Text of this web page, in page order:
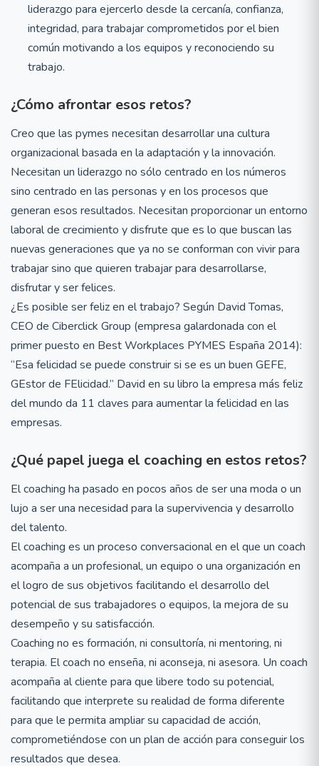
liderazgo para ejercerlo desde la cercanía, confianza,
integridad, para trabajar comprometidos por el bien
común motivando a los equipos y reconociendo su
trabajo.
¿Cómo afrontar esos retos?
Creo que las pymes necesitan desarrollar una cultura
organizacional basada en la adaptación y la innovación.
Necesitan un liderazgo no sólo centrado en los números
sino centrado en las personas y en los procesos que
generan esos resultados. Necesitan proporcionar un entorno
laboral de crecimiento y disfrute que es lo que buscan las
nuevas generaciones que ya no se conforman con vivir para
trabajar sino que quieren trabajar para desarrollarse,
disfrutar y ser felices.
¿Es posible ser feliz en el trabajo? Según David Tomas,
CEO de Ciberclick Group (empresa galardonada con el
primer puesto en Best Workplaces PYMES España 2014):
“Esa felicidad se puede construir si se es un buen GEFE,
GEstor de FElicidad.” David en su libro la empresa más feliz
del mundo da 11 claves para aumentar la felicidad en las
empresas.
¿Qué papel juega el coaching en estos retos?
El coaching ha pasado en pocos años de ser una moda o un
lujo a ser una necesidad para la supervivencia y desarrollo
del talento.
El coaching es un proceso conversacional en el que un coach
acompaña a un profesional, un equipo o una organización en
el logro de sus objetivos facilitando el desarrollo del
potencial de sus trabajadores o equipos, la mejora de su
desempeño y su satisfacción.
Coaching no es formación, ni consultoría, ni mentoring, ni
terapia. El coach no enseña, ni aconseja, ni asesora. Un coach
acompaña al cliente para que libere todo su potencial,
facilitando que interprete su realidad de forma diferente
para que le permita ampliar su capacidad de acción,
comprometiéndose con un plan de acción para conseguir los
resultados que desea.